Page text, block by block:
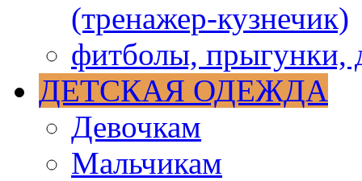
(тренажер-кузнечик)
фитболы, прыгунки,
ДЕТСКАЯ ОДЕЖДА
Девочкам
Мальчикам